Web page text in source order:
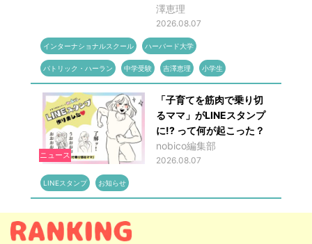
澤恵理
2026.08.07
インターナショナルスクール ハーバード大学
パトリック・ハーラン 中学受験 吉澤恵理 小学生
ニュース
「子育てを筋肉で乗り切
るママ」がLINEスタンプ
に!? って何が起こった？
nobico編集部
2026.08.07
LINEスタンプ お知らせ